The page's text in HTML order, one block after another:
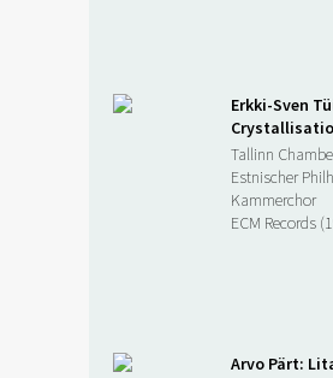
Erkki-Sven
Crystallisatio
Tallinn
Estnischer
Kammerchor
ECM Records
Arvo Pärt: